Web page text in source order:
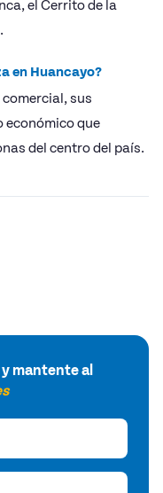
el Cerrito de la
en Huancayo?
sus
económico que
del centro del país.
mantente al